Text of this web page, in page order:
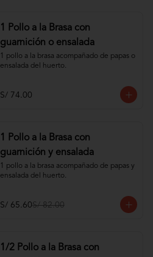
1 Pollo a la Brasa con
guarnición o ensalada
1 pollo a la brasa acompañado de papas o
ensalada del huerto.
S/ 74.00
1 Pollo a la Brasa con
guarnición y ensalada
1 pollo a la brasa acompañado de papas y
ensalada del huerto.
S/ 65.60S/ 82.00
1/2 Pollo a la Brasa con